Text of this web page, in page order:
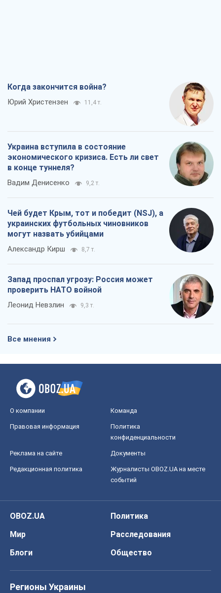
Когда закончится война?
Юрий Христензен 11,4 т.
Украина вступила в состояние
экономического кризиса. Есть ли свет
в конце туннеля?
Вадим Денисенко 9,2 т.
Чей будет Крым, тот и победит (NSJ), а
украинских футбольных чиновников
могут назвать убийцами
Александр Кирш 8,7 т.
Запад проспал угрозу: Россия может
проверить НАТО войной
Леонид Невзлин 9,3 т.
Все мнения
О компании Команда
Правовая информация
Политика
конфиденциальности
Реклама на сайте Документы
Редакционная политика
Журналисты OBOZ.UA на месте
событий
OBOZ.UA
Политика
Мир
Расследования
Блоги
Общество
Регионы Украины